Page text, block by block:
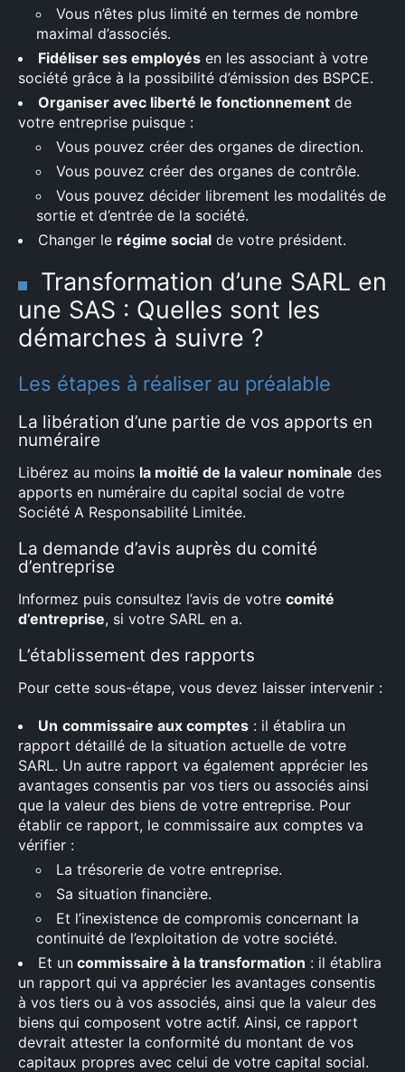
Vous n’êtes plus limité en termes de nombre
maximal d’associés.
Fidéliser ses employés en les associant à votre
société grâce à la possibilité d’émission des BSPCE.
Organiser avec liberté le fonctionnement de
votre entreprise puisque :
Vous pouvez créer des organes de direction.
Vous pouvez créer des organes de contrôle.
Vous pouvez décider librement les modalités de
sortie et d’entrée de la société.
Changer le régime social de votre président.
Transformation d’une SARL en
une SAS : Quelles sont les
démarches à suivre ?
Les étapes à réaliser au préalable
La libération d’une partie de vos apports en
numéraire
Libérez au moins la moitié de la valeur nominale des
apports en numéraire du capital social de votre
Société A Responsabilité Limitée.
La demande d’avis auprès du comité
d’entreprise
Informez puis consultez l’avis de votre comité
d’entreprise, si votre SARL en a.
L’établissement des rapports
Pour cette sous-étape, vous devez laisser intervenir :
Un commissaire aux comptes : il établira un
rapport détaillé de la situation actuelle de votre
SARL. Un autre rapport va également apprécier les
avantages consentis par vos tiers ou associés ainsi
que la valeur des biens de votre entreprise. Pour
établir ce rapport, le commissaire aux comptes va
vérifier :
La trésorerie de votre entreprise.
Sa situation financière.
Et l’inexistence de compromis concernant la
continuité de l’exploitation de votre société.
Et un commissaire à la transformation : il établira
un rapport qui va apprécier les avantages consentis
à vos tiers ou à vos associés, ainsi que la valeur des
biens qui composent votre actif. Ainsi, ce rapport
devrait attester la conformité du montant de vos
capitaux propres avec celui de votre capital social.
×
Rechercher